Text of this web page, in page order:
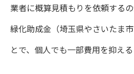
業者に概算見積もりを依頼するの
緑化助成金（埼玉県やさいたま
とで、個人でも一部費用を抑える